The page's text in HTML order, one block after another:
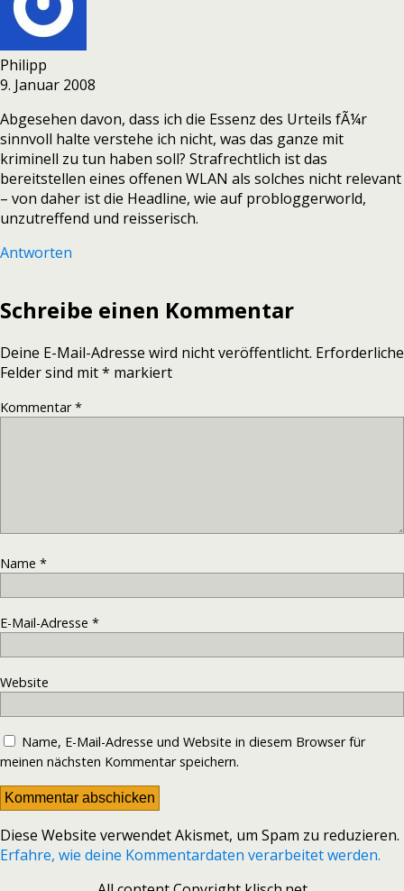
Philipp
9. Januar 2008
Abgesehen davon, dass ich die Essenz des Urteils fÃ¼r
sinnvoll halte verstehe ich nicht, was das ganze mit
kriminell zu tun haben soll? Strafrechtlich ist das
bereitstellen eines offenen WLAN als solches nicht relevant
– von daher ist die Headline, wie auf probloggerworld,
unzutreffend und reisserisch.
Antworten
Schreibe einen Kommentar
Deine E-Mail-Adresse wird nicht veröffentlicht. Erforderliche
Felder sind mit* markiert
Kommentar*
Name *
E-Mail-Adresse *
Website
Name, E-Mail-Adresse und Website in diesem Browser für
meinen nächsten Kommentar speichern.
Diese Website verwendet Akismet, um Spam zu reduzieren.
Erfahre, wie deine Kommentardaten verarbeitet werden.